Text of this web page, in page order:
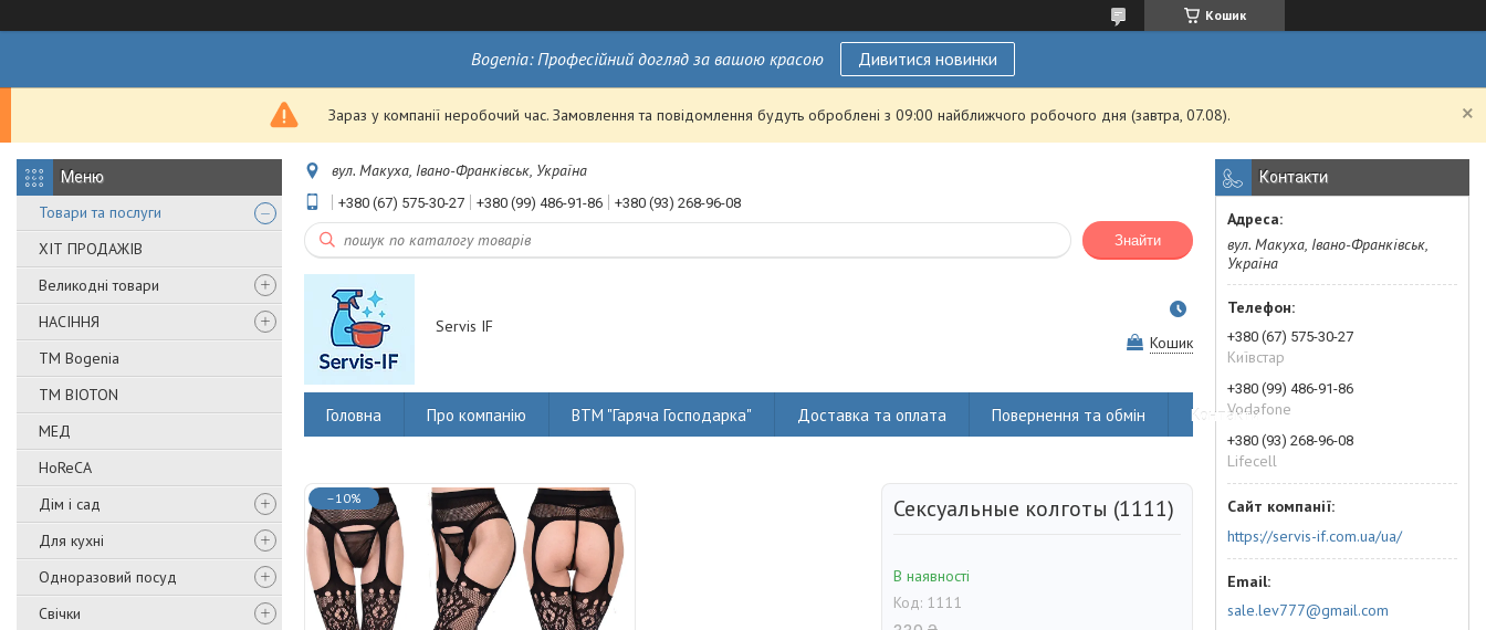
Кошик
Bogenia: Професійний догляд за вашою красою Дивитися новинки
Зараз у компанії неробочий час. Замовлення та повідомлення будуть оброблені з 09:00 найближчого робочого дня (завтра, 07.08).
Товари та послуги
ХІТ ПРОДАЖІВ
Великодні товари
НАСІННЯ
ТМ Bogenia
ТМ BIOTON
МЕД
HoReCA
Дім і сад
Для кухні
Одноразовий посуд
Свічки
вул. Макуха, Івано-Франківськ, Україна
+380 (67) 575-30-27 +380 (99) 486-91-86 +380 (93) 268-96-08
Знайти
Servis IF
Кошик
Головна Про компанію ВТМ "Гаряча Господарка" Доставка та оплата Повернення та обмін Контакти
–10% Сексуальные колготы (1111)
В наявності
Код: 1111
Контакти
вул. Макуха, Івано-Франківськ,
Україна
+380 (67) 575-30-27
Київстар
+380 (99) 486-91-86
Vodafone
+380 (93) 268-96-08
Lifecell
https://servis-if.com.ua/ua/
sale.lev777@gmail.com